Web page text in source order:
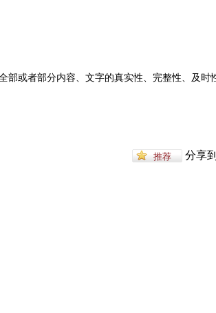
或者部分内容、文字的真实性、完整性、及时
分享